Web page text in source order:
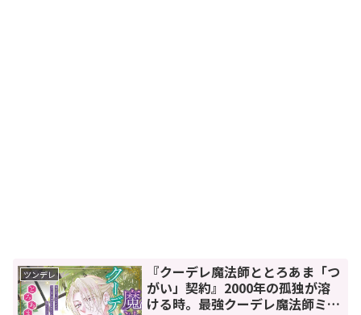
ツンデレ
『クーデレ魔法師ととろあま「つ
がい」契約』2000年の孤独が溶
ける時。最強クーデレ魔法師ミハ